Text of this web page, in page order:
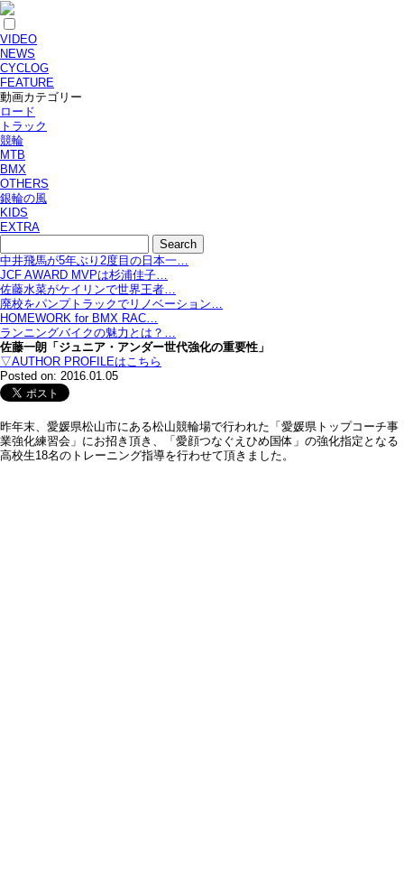
VIDEO
NEWS
CYCLOG
FEATURE
動画カテゴリー
ロード
トラック
競輪
MTB
BMX
OTHERS
銀輪の風
KIDS
EXTRA
中井飛馬が5年ぶり2度目の日本一…
JCF AWARD MVPは杉浦佳子…
佐藤水菜がケイリンで世界王者…
廃校をパンプトラックでリノベーション…
HOMEWORK for BMX RAC…
ランニングバイクの魅力とは？…
佐藤一朗「ジュニア・アンダー世代強化の重要性」
▽AUTHOR PROFILEはこちら
Posted on: 2016.01.05
昨年末、愛媛県松山市にある松山競輪場で行われた「愛媛県トップコーチ事
業強化練習会」にお招き頂き、「愛顔つなぐえひめ国体」の強化指定となる
高校生18名のトレーニング指導を行わせて頂きました。